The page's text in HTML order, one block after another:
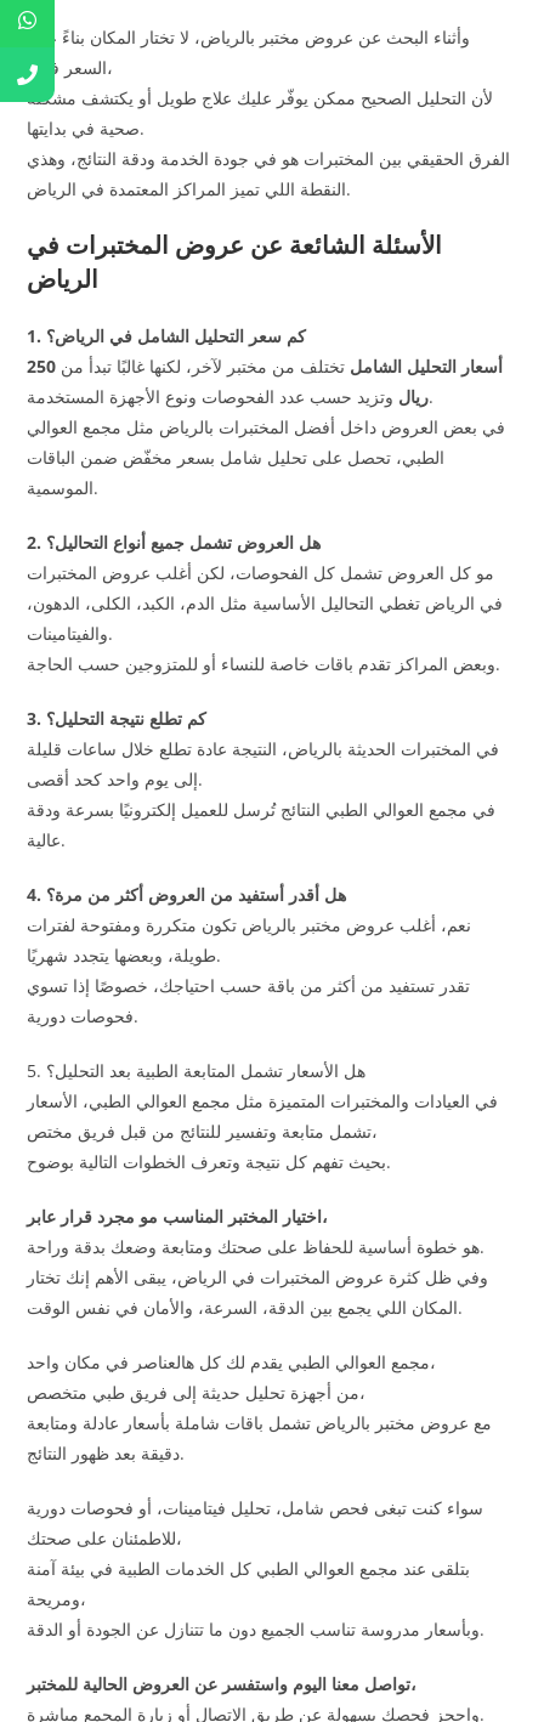
وأثناء البحث عن عروض مختبر بالرياض، لا تختار المكان بناءً على
السعر فقط،
لأن التحليل الصحيح ممكن يوفّر عليك علاج طويل أو يكتشف مشكلة
صحية في بدايتها.
الفرق الحقيقي بين المختبرات هو في جودة الخدمة ودقة النتائج، وهذي
النقطة اللي تميز المراكز المعتمدة في الرياض.
الأسئلة الشائعة عن عروض المختبرات في
الرياض
1. كم سعر التحليل الشامل في الرياض؟
أسعار التحليل الشامل تختلف من مختبر لآخر، لكنها غالبًا تبدأ من 250
ريالوتزيد حسب عدد الفحوصات ونوع الأجهزة المستخدمة.
في بعض العروض داخل أفضل المختبرات بالرياض مثل مجمع العوالي
الطبي، تحصل على تحليل شامل بسعر مخفّض ضمن الباقات
الموسمية.
2. هل العروض تشمل جميع أنواع التحاليل؟
مو كل العروض تشمل كل الفحوصات، لكن أغلب عروض المختبرات
في الرياض تغطي التحاليل الأساسية مثل الدم، الكبد، الكلى، الدهون،
والفيتامينات.
وبعض المراكز تقدم باقات خاصة للنساء أو للمتزوجين حسب الحاجة.
3. كم تطلع نتيجة التحليل؟
في المختبرات الحديثة بالرياض، النتيجة عادة تطلع خلال ساعات قليلة
إلى يوم واحد كحد أقصى.
في مجمع العوالي الطبي النتائج تُرسل للعميل إلكترونيًا بسرعة ودقة
عالية.
4. هل أقدر أستفيد من العروض أكثر من مرة؟
نعم، أغلب عروض مختبر بالرياض تكون متكررة ومفتوحة لفترات
طويلة، وبعضها يتجدد شهريًا.
تقدر تستفيد من أكثر من باقة حسب احتياجك، خصوصًا إذا تسوي
فحوصات دورية.
5. هل الأسعار تشمل المتابعة الطبية بعد التحليل؟
في العيادات والمختبرات المتميزة مثل مجمع العوالي الطبي، الأسعار
تشمل متابعة وتفسير للنتائج من قبل فريق مختص،
بحيث تفهم كل نتيجة وتعرف الخطوات التالية بوضوح.
اختيار المختبر المناسب مو مجرد قرار عابر،
هو خطوة أساسية للحفاظ على صحتك ومتابعة وضعك بدقة وراحة.
وفي ظل كثرة عروض المختبرات في الرياض، يبقى الأهم إنك تختار
المكان اللي يجمع بين الدقة، السرعة، والأمان في نفس الوقت.
مجمع العوالي الطبي يقدم لك كل هالعناصر في مكان واحد،
من أجهزة تحليل حديثة إلى فريق طبي متخصص،
مع عروض مختبر بالرياض تشمل باقات شاملة بأسعار عادلة ومتابعة
دقيقة بعد ظهور النتائج.
سواء كنت تبغى فحص شامل، تحليل فيتامينات، أو فحوصات دورية
للاطمئنان على صحتك،
بتلقى عند مجمع العوالي الطبي كل الخدمات الطبية في بيئة آمنة
ومريحة،
وبأسعار مدروسة تناسب الجميع دون ما تتنازل عن الجودة أو الدقة.
تواصل معنا اليوم واستفسر عن العروض الحالية للمختبر،
واحجز فحصك بسهولة عن طريق الاتصال أو زيارة المجمع مباشرة.